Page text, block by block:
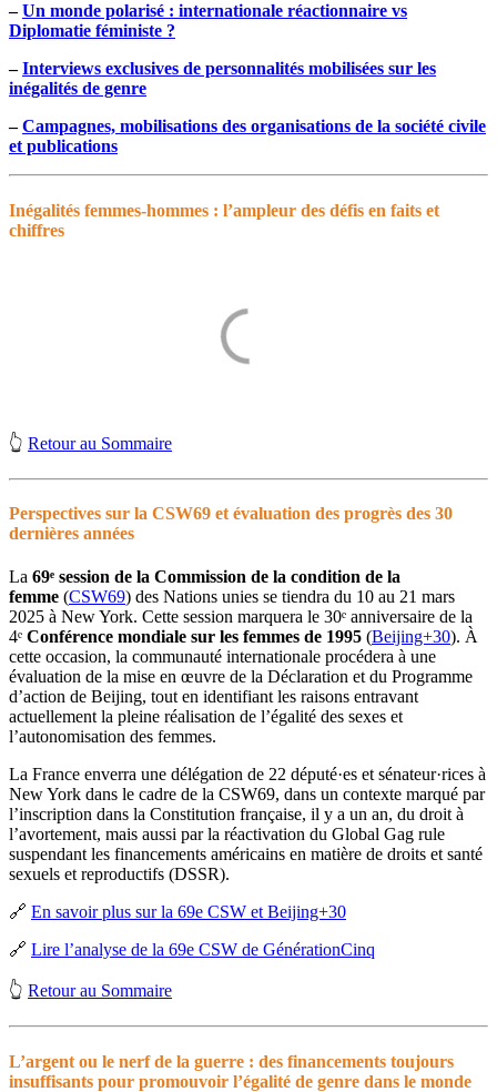
–Un monde polarisé : internationale réactionnaire vs
Diplomatie féministe ?
–Interviews exclusives de personnalités mobilisées sur les
inégalités de genre
–Campagnes, mobilisations des organisations de la société civile
et publications
Inégalités femmes-hommes : l’ampleur des défis en faits et
chiffres
👆 Retour au Sommaire
Perspectives sur la CSW69 et évaluation des progrès des 30
dernières années
La 69ᵉ session de la Commission de la condition de la
femme (CSW69) des Nations unies se tiendra du 10 au 21 mars
2025 à New York. Cette session marquera le 30ᵉ anniversaire de la
4ᵉ Conférence mondiale sur les femmes de 1995 (Beijing+30). À
cette occasion, la communauté internationale procédera à une
évaluation de la mise en œuvre de la Déclaration et du Programme
d’action de Beijing, tout en identifiant les raisons entravant
actuellement la pleine réalisation de l’égalité des sexes et
l’autonomisation des femmes.
La France enverra une délégation de 22 député·es et sénateur·rices à
New York dans le cadre de la CSW69, dans un contexte marqué par
l’inscription dans la Constitution française, il y a un an, du droit à
l’avortement, mais aussi par la réactivation du Global Gag rule
suspendant les financements américains en matière de droits et santé
sexuels et reproductifs (DSSR).
🔗 En savoir plus sur la 69e CSW et Beijing+30
🔗 Lire l’analyse de la 69e CSW de GénérationCinq
👆 Retour au Sommaire
L’argent ou le nerf de la guerre : des financements toujours
insuffisants pour promouvoir l’égalité de genre dans le monde